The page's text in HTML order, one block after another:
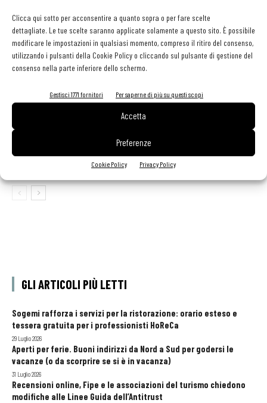
Clicca qui sotto per acconsentire a quanto sopra o per fare scelte
dettagliate. Le tue scelte saranno applicate solamente a questo sito. È possibile
modificare le impostazioni in qualsiasi momento, compreso il ritiro del consenso,
utilizzando i pulsanti della Cookie Policy o cliccando sul pulsante di gestione del
consenso nella parte inferiore dello schermo.
Gestisci 1771 fornitori Per saperne di più su questi scopi
Accetta
Preferenze
Cookie Policy Privacy Policy
Non è colpa della pasta in bianco
GLI ARTICOLI PIÙ LETTI
Sogemi rafforza i servizi per la ristorazione: orario esteso e
tessera gratuita per i professionisti HoReCa
29 Luglio 2026
Aperti per ferie. Buoni indirizzi da Nord a Sud per godersi le
vacanze (o da scorprire se si è in vacanza)
31 Luglio 2026
Recensioni online, Fipe e le associazioni del turismo chiedono
modifiche alle Linee Guida dell’Antitrust